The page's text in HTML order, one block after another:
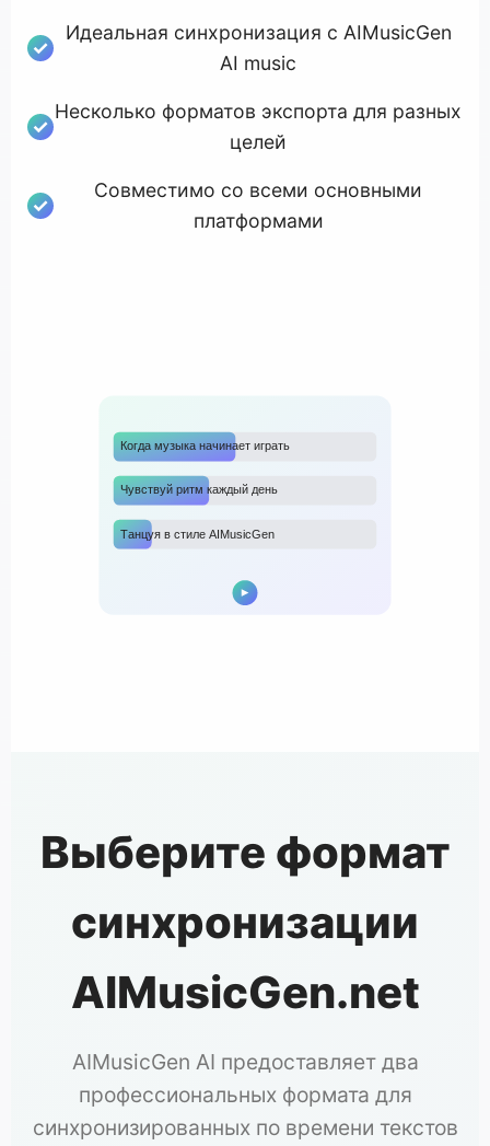
Идеальная синхронизация с AIMusicGen
AI music
Несколько форматов экспорта для разных
целей
Совместимо со всеми основными
платформами
Когда музыка начинает играть
Чувствуй ритм каждый день
Танцуя в стиле AIMusicGen
Выберите формат
синхронизации
AIMusicGen.net
AIMusicGen AI предоставляет два
профессиональных формата для
синхронизированных по времени текстов